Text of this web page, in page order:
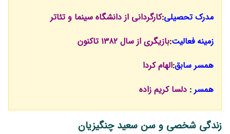
مدرک تحصیلی:کارگردانی از دانشگاه سینما و تئاتر
زمینه فعالیت:بازیگری از سال 1382 تاکنون
همسر سابق:الهام کردا
همسر : دلسا کریم زاده
زندگی شخصی و سن سعید چنگیزیان